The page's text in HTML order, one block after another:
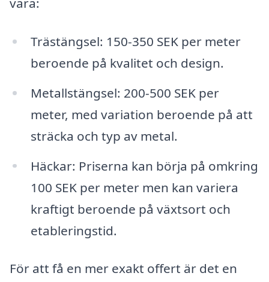
Trästängsel: 150-350 SEK per meter
beroende på kvalitet och design.
Metallstängsel: 200-500 SEK per
meter, med variation beroende på att
sträcka och typ av metal.
Häckar: Priserna kan börja på omkring
100 SEK per meter men kan variera
kraftigt beroende på växtsort och
etableringstid.
För att få en mer exakt offert är det en